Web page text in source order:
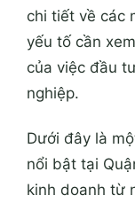
chi tiết về các
yếu tố cần
của việc đầu
nghiệp.
Dưới đây là
nổi bật tại
kinh doanh từ